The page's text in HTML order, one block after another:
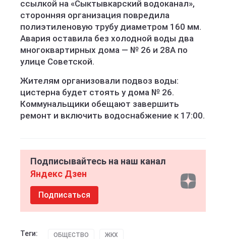
ссылкой на «Сыктывкарский водоканал»,
сторонняя организация повредила
полиэтиленовую трубу диаметром 160 мм.
Авария оставила без холодной воды два
многоквартирных дома — № 26 и 28А по
улице Советской.
Жителям организовали подвоз воды:
цистерна будет стоять у дома № 26.
Коммунальщики обещают завершить
ремонт и включить водоснабжение к 17:00.
Подписывайтесь на наш канал
Яндекс Дзен
Подписаться
Теги: ОБЩЕСТВО ЖКХ